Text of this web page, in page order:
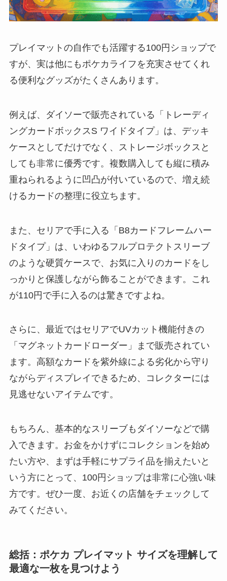
プレイマットの自作でも活躍する100円ショップで
すが、実は他にもポケカライフを充実させてくれ
る便利なグッズがたくさんあります。
例えば、ダイソーで販売されている「トレーディ
ングカードボックスS ワイドタイプ」は、デッキ
ケースとしてだけでなく、ストレージボックスと
しても非常に優秀です。複数購入しても縦に積み
重ねられるように凹凸が付いているので、増え続
けるカードの整理に役立ちます。
また、セリアで手に入る「B8カードフレームハー
ドタイプ」は、いわゆるフルプロテクトスリーブ
のような硬質ケースで、お気に入りのカードをし
っかりと保護しながら飾ることができます。これ
が110円で手に入るのは驚きですよね。
さらに、最近ではセリアでUVカット機能付きの
「マグネットカードローダー」まで販売されてい
ます。高額なカードを紫外線による劣化から守り
ながらディスプレイできるため、コレクターには
見逃せないアイテムです。
もちろん、基本的なスリーブもダイソーなどで購
入できます。お金をかけずにコレクションを始め
たい方や、まずは手軽にサプライ品を揃えたいと
いう方にとって、100円ショップは非常に心強い味
方です。ぜひ一度、お近くの店舗をチェックして
みてください。
総括：ポケカ プレイマット サイズを理解して
最適な一枚を見つけよう